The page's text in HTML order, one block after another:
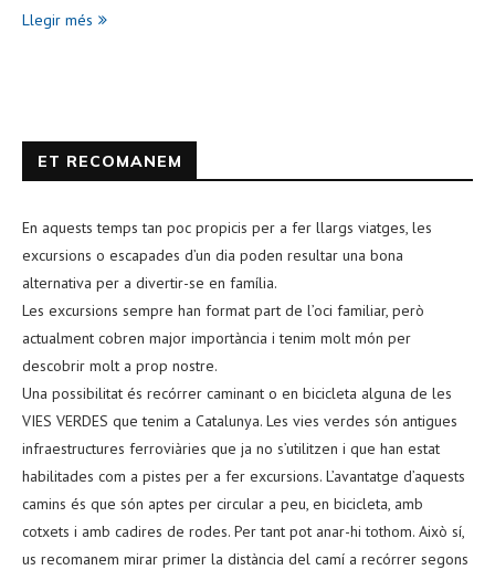
Llegir més
ET RECOMANEM
En aquests temps tan poc propicis per a fer llargs viatges, les
excursions o escapades d’un dia poden resultar una bona
alternativa per a divertir-se en família.
Les excursions sempre han format part de l’oci familiar, però
actualment cobren major importància i tenim molt món per
descobrir molt a prop nostre.
Una possibilitat és recórrer caminant o en bicicleta alguna de les
VIES VERDES que tenim a Catalunya. Les vies verdes són antigues
infraestructures ferroviàries que ja no s’utilitzen i que han estat
habilitades com a pistes per a fer excursions. L’avantatge d’aquests
camins és que són aptes per circular a peu, en bicicleta, amb
cotxets i amb cadires de rodes. Per tant pot anar-hi tothom. Això sí,
us recomanem mirar primer la distància del camí a recórrer segons